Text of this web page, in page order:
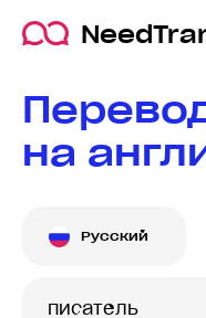
на
Русский